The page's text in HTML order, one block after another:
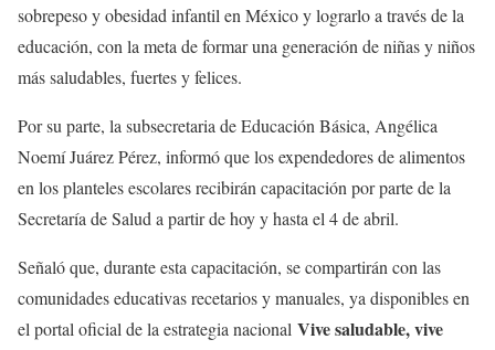
sobrepeso y obesidad infantil en México y lograrlo a través de la
educación, con la meta de formar una generación de niñas y niños
más saludables, fuertes y felices.
Por su parte, la subsecretaria de Educación Básica, Angélica
Noemí Juárez Pérez, informó que los expendedores de alimentos
en los planteles escolares recibirán capacitación por parte de la
Secretaría de Salud a partir de hoy y hasta el 4 de abril.
Señaló que, durante esta capacitación, se compartirán con las
comunidades educativas recetarios y manuales, ya disponibles en
el portal oficial de la estrategia nacional Vive saludable, vive